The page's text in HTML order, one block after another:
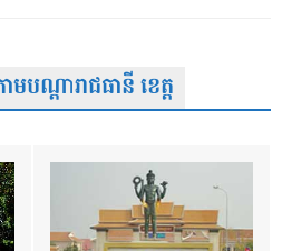
ណ្តារាជធានី ខេត្ត